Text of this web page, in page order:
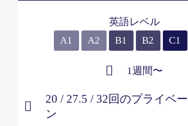
英語レベル
A1
A2 B1 B2 C1
1週間〜
20 / 27.5 / 32回のプライベ
ン